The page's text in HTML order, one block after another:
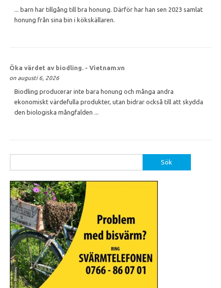
... barn har tillgång till bra honung. Därför har han sen 2023 samlat
honung från sina bin i kökskällaren.
Öka värdet av biodling. - Vietnam.vn
on augusti 6, 2026
Biodling producerar inte bara honung och många andra
ekonomiskt värdefulla produkter, utan bidrar också till att skydda
den biologiska mångfalden ...
efter: